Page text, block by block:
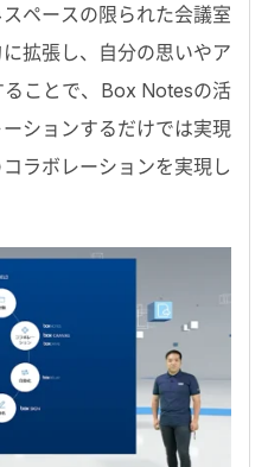
ペースの限られた会議室
拡張し、自分の思いやア
ことで、Box Notesの活
ションするだけでは実現
ラボレーションを実現し